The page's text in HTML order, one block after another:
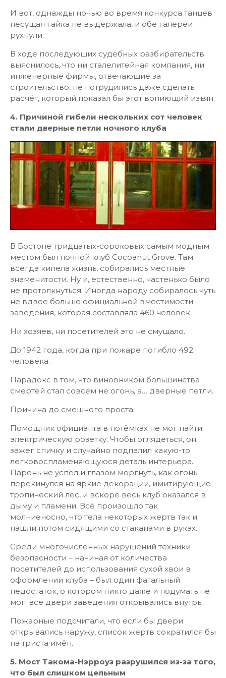
И вот, однажды ночью во время конкурса танцев
несущая гайка не выдержала, и обе галереи
рухнули.
В ходе последующих судебных разбирательств
выяснилось, что ни сталелитейная компания, ни
инженерные фирмы, отвечающие за
строительство, не потрудились даже сделать
расчёт, который показал бы этот вопиющий изъян.
4. Причиной гибели нескольких сот человек
стали дверные петли ночного клуба
В Бостоне тридцатых-сороковых самым модным
местом был ночной клуб Cocoanut Grove. Там
всегда кипела жизнь, собирались местные
знаменитости. Ну и, естественно, частенько было
не протолкнуться. Иногда народу собиралось чуть
не вдвое больше официальной вместимости
заведения, которая составляла 460 человек.
Ни хозяев, ни посетителей это не смущало.
До 1942 года, когда при пожаре погибло 492
человека.
Парадокс в том, что виновником большинства
смертей стал совсем не огонь, а… дверные петли.
Причина до смешного проста:
Помощник официанта в потёмках не мог найти
электрическую розетку. Чтобы оглядеться, он
зажег спичку и случайно подпалил какую-то
легковоспламеняющуюся деталь интерьера.
Парень не успел и глазом моргнуть, как огонь
перекинулся на яркие декорации, имитирующие
тропический лес, и вскоре весь клуб оказался в
дыму и пламени. Всё произошло так
молниеносно, что тела некоторых жертв так и
нашли потом сидящими со стаканами в руках.
Среди многочисленных нарушений техники
безопасности – начиная от количества
посетителей до использования сухой хвои в
оформлении клуба – был один фатальный
недостаток, о котором никто даже и подумать не
мог: все двери заведения открывались внутрь.
Пожарные подсчитали, что если бы двери
открывались наружу, список жертв сократился бы
на триста имён.
5. Мост Такома-Нэрроуз разрушился из-за того,
что был слишком цельным